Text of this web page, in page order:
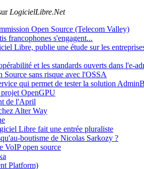
LogicielLibre.Net
Open Source (Telecom Valley)
francophones s'engagent...
Libre, publie une étude sur les
et les standards ouverts dans l'e-
sans risque avec l'OSSA
qui permet de tester la solution
OpenGPU
de l'April
Alter Way
Libre fait une entrée pluraliste
boutisme de Nicolas Sarkozy ?
VoIP open source
Platform)